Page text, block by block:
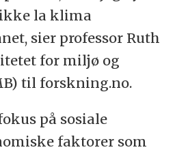
er mulig reform
(Unep) og
utvikling
la klima
sier professor Ruth
for miljø og
til forskning.no.
på sosiale
faktorer som